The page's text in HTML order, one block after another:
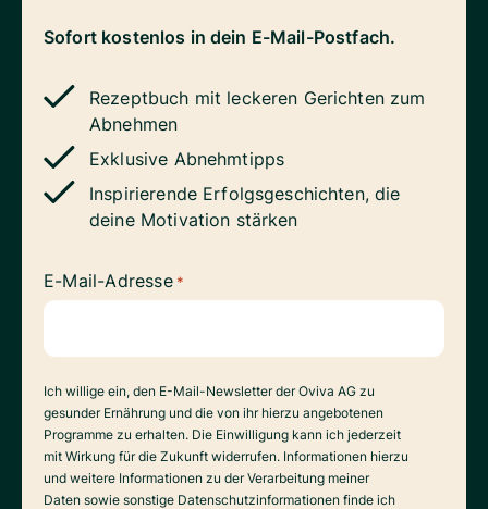
Sofort kostenlos in dein E-Mail-Postfach.
Rezeptbuch mit leckeren Gerichten zum
Abnehmen
Exklusive Abnehmtipps
Inspirierende Erfolgsgeschichten, die
deine Motivation stärken
E-Mail-Adresse *
Datenverarbeitung
Ich willige ein, den E-Mail-Newsletter der Oviva AG zu
gesunder Ernährung und die von ihr hierzu angebotenen
Programme zu erhalten. Die Einwilligung kann ich jederzeit
mit Wirkung für die Zukunft widerrufen. Informationen hierzu
und weitere Informationen zu der Verarbeitung meiner
Daten sowie sonstige Datenschutzinformationen finde ich